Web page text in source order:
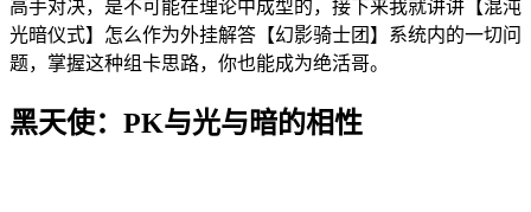
高手对决，是不可能在理论中成型的，接下来我就讲讲【混沌
光暗仪式】怎么作为外挂解答【幻影骑士团】系统内的一切问
题，掌握这种组卡思路，你也能成为绝活哥。
黑天使：PK与光与暗的相性